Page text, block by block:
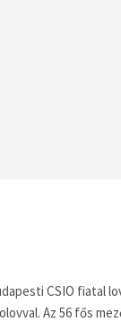
CSIO fiatal
Az 56 fős